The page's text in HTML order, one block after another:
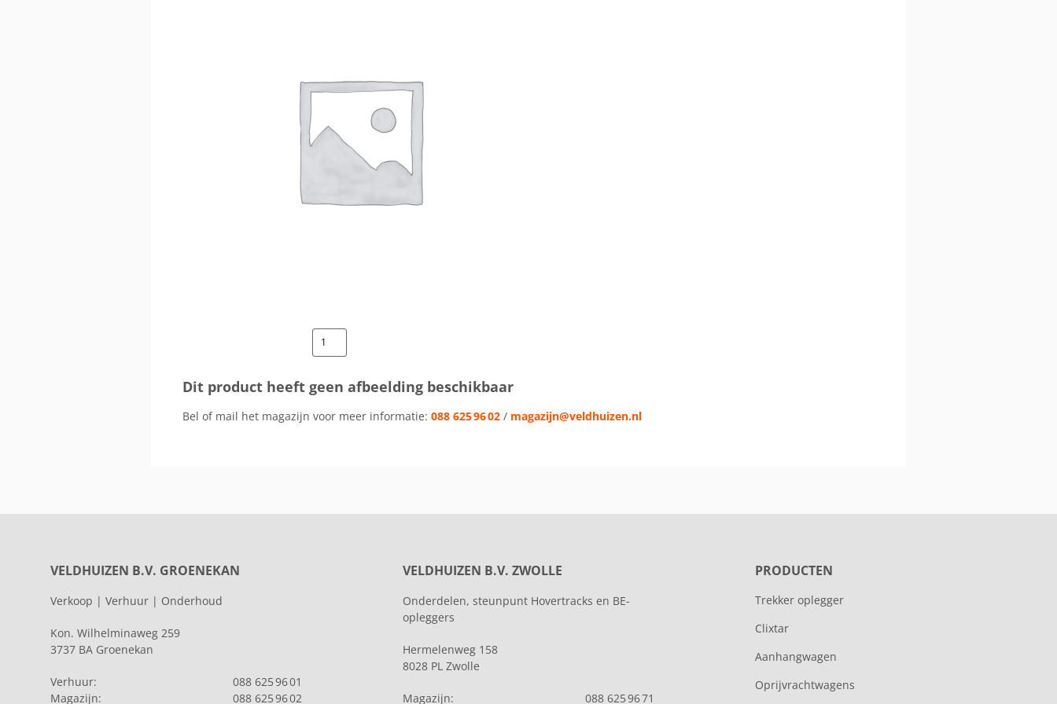
Dit product heeft geen afbeelding beschikbaar
Bel of mail het magazijn voor meer informatie: 088 625 96 02/ magazijn@veldhuizen.nl
VELDHUIZEN B.V. GROENEKAN
Verkoop | Verhuur | Onderhoud
Kon. Wilhelminaweg 259
3737 BA Groenekan
Verhuur:
088 625 96 01
Magazijn:
088 625 96 02
VELDHUIZEN B.V. ZWOLLE
Onderdelen, steunpunt Hovertracks en BE-
opleggers
Hermelenweg 158
8028 PL Zwolle
Magazijn: 088 625 96 71
PRODUCTEN
Trekker oplegger
Clixtar
Aanhangwagen
Oprijvrachtwagens